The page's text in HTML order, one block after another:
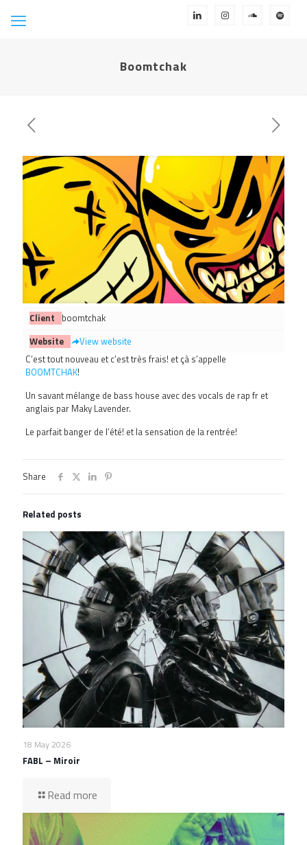
Boomtchak
Client boomtchak
Website
View website
C’est tout nouveau et c’est très frais! et çà s’appelle
BOOMTCHAK!
Un savant mélange de bass house avec des vocals de rap fr et
anglais par Maky Lavender.
Le parfait banger de l’été! et la sensation de la rentrée!
Share
Related posts
18 May 2026
FABL – Miroir
Read more